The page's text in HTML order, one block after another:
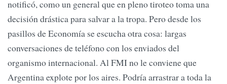
notificó, como un general que en pleno tiroteo toma una
decisión drástica para salvar a la tropa. Pero desde los
pasillos de Economía se escucha otra cosa: largas
conversaciones de teléfono con los enviados del
organismo internacional. Al FMI no le conviene que
Argentina explote por los aires. Podría arrastrar a toda la